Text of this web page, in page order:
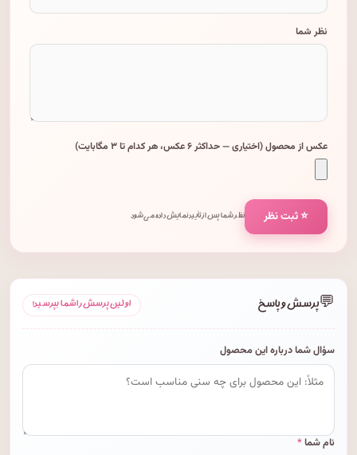
نظر شما
عکس از محصول (اختیاری — حداکثر ۶ عکس، هر کدام تا ۳ مگابایت)
⭐ ثبت نظر نظر شما پس از تأیید نمایش داده می‌شود.
💬پرسش و پاسخ اولین پرسش را شما بپرسید!
سؤال شما درباره این محصول
نام شما*